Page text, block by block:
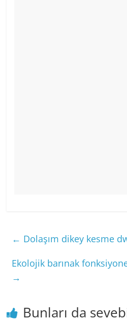
← Dolaşım dikey kesme
Ekolojik barınak
→
Bunları da